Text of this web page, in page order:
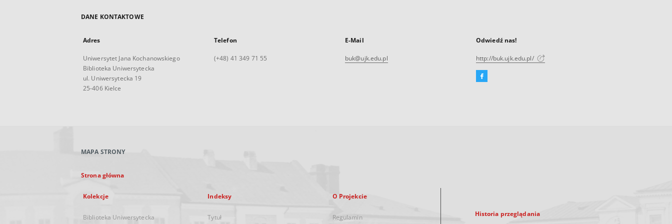
DANE KONTAKTOWE
Adres
Uniwersytet Jana Kochanowskiego
Biblioteka Uniwersytecka
ul. Uniwersytecka 19
25-406 Kielce
Telefon
(+48) 41 349 71 55
E-Mail
buk@ujk.edu.pl
Odwiedź nas!
http://buk.ujk.edu.pl/
Facebook
MAPA STRONY
Strona główna
Kolekcje
Biblioteka Uniwersytecka
Indeksy
Tytuł
O Projekcie
Regulamin Historia przeglądania